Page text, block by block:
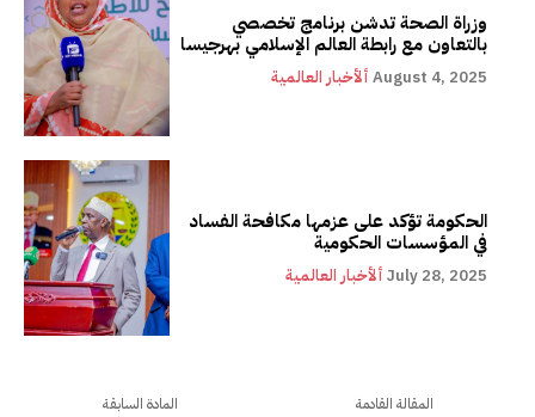
وزراة الصحة تدشن برنامج تخصصي
بالتعاون مع رابطة العالم الإسلامي بهرجيسا
ألأخبار العالمية August 4, 2025
الحكومة تؤكد على عزمها مكافحة الفساد
في المؤسسات الحكومية
ألأخبار العالمية July 28, 2025
المادة السابقة المقالة القادمة